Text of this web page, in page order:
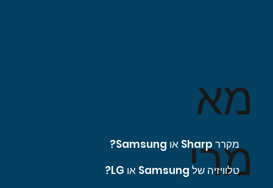
מא
מרי
מקרר Sharp או Samsung?
טלוויזיה של Samsung או LG?